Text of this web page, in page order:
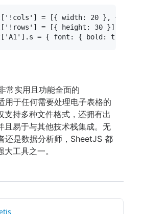
'!cols' ] = [{ width: 20 }, {
'!rows' ] = [{ height : 30 }];
'A1' ]. s = { font : { bold : true
常实用且功能全面的
于任何需要处理电子表格的
支持多种文件格式，还拥有出
且易于与其他技术栈集成。无
还是数据分析师，SheetJS 都
工具之一。